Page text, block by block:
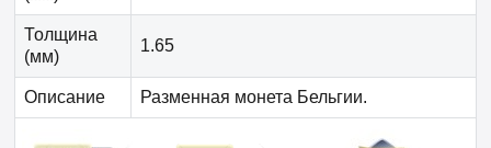
Толщина
(мм)
1.65
Описание Разменная монета Бельгии.